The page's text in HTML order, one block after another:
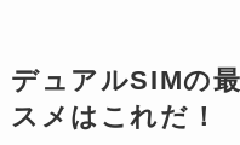
デュアルSIMの
スメはこれだ！